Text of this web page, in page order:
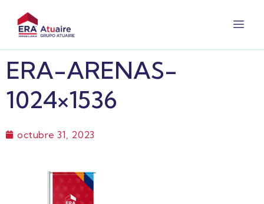
ERA-ARENAS-
1024×1536
octubre 31, 2023